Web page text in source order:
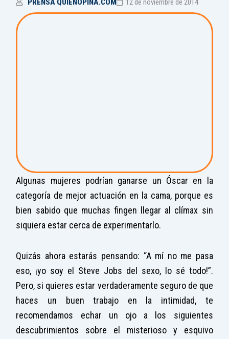
Algunas mujeres podrían ganarse un Óscar en la
categoría de mejor actuación en la cama, porque es
bien sabido que muchas fingen llegar al clímax sin
siquiera estar cerca de experimentarlo.
Quizás ahora estarás pensando: “A mí no me pasa
eso, ¡yo soy el Steve Jobs del sexo, lo sé todo!”.
Pero, si quieres estar verdaderamente seguro de que
haces un buen trabajo en la intimidad, te
recomendamos echar un ojo a los siguientes
descubrimientos sobre el misterioso y esquivo